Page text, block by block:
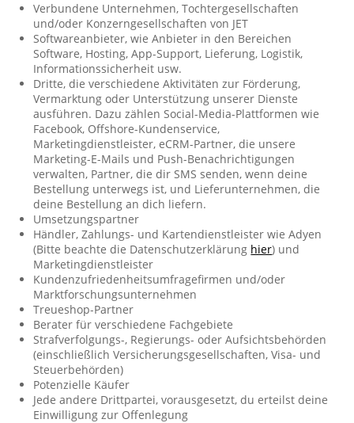
Verbundene Unternehmen, Tochtergesellschaften
und/oder Konzerngesellschaften von JET
Softwareanbieter, wie Anbieter in den Bereichen
Software, Hosting, App-Support, Lieferung, Logistik,
Informationssicherheit usw.
Dritte, die verschiedene Aktivitäten zur Förderung,
Vermarktung oder Unterstützung unserer Dienste
ausführen. Dazu zählen Social-Media-Plattformen wie
Facebook, Offshore-Kundenservice,
Marketingdienstleister, eCRM-Partner, die unsere
Marketing-E-Mails und Push-Benachrichtigungen
verwalten, Partner, die dir SMS senden, wenn deine
Bestellung unterwegs ist, und Lieferunternehmen, die
deine Bestellung an dich liefern.
Umsetzungspartner
Händler, Zahlungs- und Kartendienstleister wie Adyen
(Bitte beachte die Datenschutzerklärung hier) und
Marketingdienstleister
Kundenzufriedenheitsumfragefirmen und/oder
Marktforschungsunternehmen
Treueshop-Partner
Berater für verschiedene Fachgebiete
Strafverfolgungs-, Regierungs- oder Aufsichtsbehörden
(einschließlich Versicherungsgesellschaften, Visa- und
Steuerbehörden)
Potenzielle Käufer
Jede andere Drittpartei, vorausgesetzt, du erteilst deine
Einwilligung zur Offenlegung